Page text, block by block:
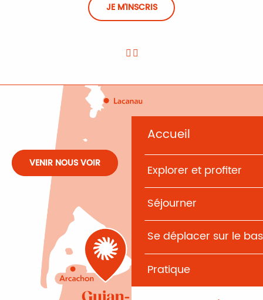
Accueil
Explorer et profiter
Séjourner
Se déplacer sur le
Pratique
JE M'INSCRIS
VENIR NOUS VOIR